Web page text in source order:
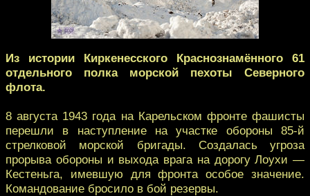
Из истории Киркенесского Краснознамённого 61
отдельного полка морской пехоты Северного
флота.
8 августа 1943 года на Карельском фронте фашисты
перешли в наступление на участке обороны 85-й
стрелковой морской бригады. Создалась угроза
прорыва обороны и выхода врага на дорогу Лоухи —
Кестеньга, имевшую для фронта особое значение.
Командование бросило в бой резервы.